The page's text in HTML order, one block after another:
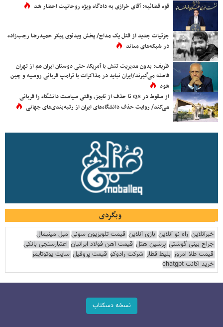
قوه قضائیه: آقای خرازی به دادگاه ویژه روحانیت احضار شد
جزئیات جدید از قتل یک مداح/ پخش ویدئوی پیکر حمیدرضا رجب‌زاده
در شبکه‌های معاند
ظریف: بدون مدیریت تنش با آمریکا، حتی دوستان ایران هم از تهران
فاصله می‌گیرند/ایران نباید در مذاکرات با ترامپ قربانی روسیه و چین
شود
از سقوط در QS تا حذف از تایمز، وقتی سیاست دانشگاه را قربانی
می‌کند/ روایت حذف دانشگاه‌های ایران از رتبه‌بندی‌های جهانی
وبگردی
خبرآنلاین راه نو آنلاین بازی آنلاین قیمت تلویزیون سونی مبل مینیمال
جراح بینی گوشتی پرشین هتل قیمت آهن فولاد ایرانیان اعتبارسنجی بانکی
قیمت طلا امروز بلیط قطار شرکت رادوکو قیمت پروفیل سایت یوتوتایمز
خرید اکانت chatgpt
نسخه دسکتاپ